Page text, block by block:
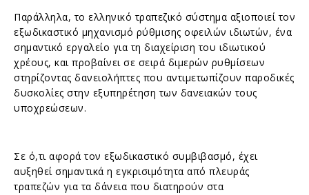
Παράλληλα, το ελληνικό τραπεζικό σύστημα αξιοποιεί τον
εξωδικαστικό μηχανισμό ρύθμισης οφειλών ιδιωτών, ένα
σημαντικό εργαλείο για τη διαχείριση του ιδιωτικού
χρέους, και προβαίνει σε σειρά διμερών ρυθμίσεων
στηρίζοντας δανειολήπτες που αντιμετωπίζουν παροδικές
δυσκολίες στην εξυπηρέτηση των δανειακών τους
υποχρεώσεων.
Σε ό,τι αφορά τον εξωδικαστικό συμβιβασμό, έχει
αυξηθεί σημαντικά η εγκρισιμότητα από πλευράς
τραπεζών για τα δάνεια που διατηρούν στα